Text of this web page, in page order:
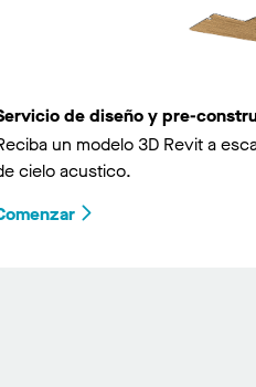
de diseño y pre-
un modelo 3D Revit a
cielo acustico.